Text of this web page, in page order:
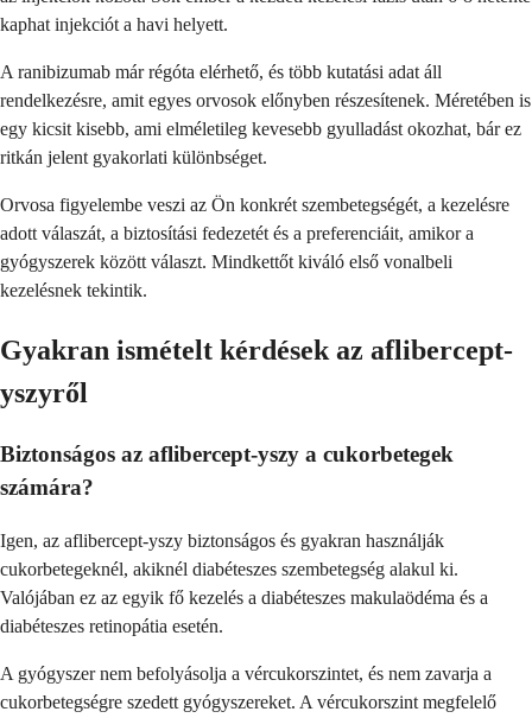
kaphat injekciót a havi helyett.
A ranibizumab már régóta elérhető, és több kutatási adat áll
rendelkezésre, amit egyes orvosok előnyben részesítenek. Méretében is
egy kicsit kisebb, ami elméletileg kevesebb gyulladást okozhat, bár ez
ritkán jelent gyakorlati különbséget.
Orvosa figyelembe veszi az Ön konkrét szembetegségét, a kezelésre
adott válaszát, a biztosítási fedezetét és a preferenciáit, amikor a
gyógyszerek között választ. Mindkettőt kiváló első vonalbeli
kezelésnek tekintik.
Gyakran ismételt kérdések az aflibercept-
yszyről
Biztonságos az aflibercept-yszy a cukorbetegek
számára?
Igen, az aflibercept-yszy biztonságos és gyakran használják
cukorbetegeknél, akiknél diabéteszes szembetegség alakul ki.
Valójában ez az egyik fő kezelés a diabéteszes makulaödéma és a
diabéteszes retinopátia esetén.
A gyógyszer nem befolyásolja a vércukorszintet, és nem zavarja a
cukorbetegségre szedett gyógyszereket. A vércukorszint megfelelő